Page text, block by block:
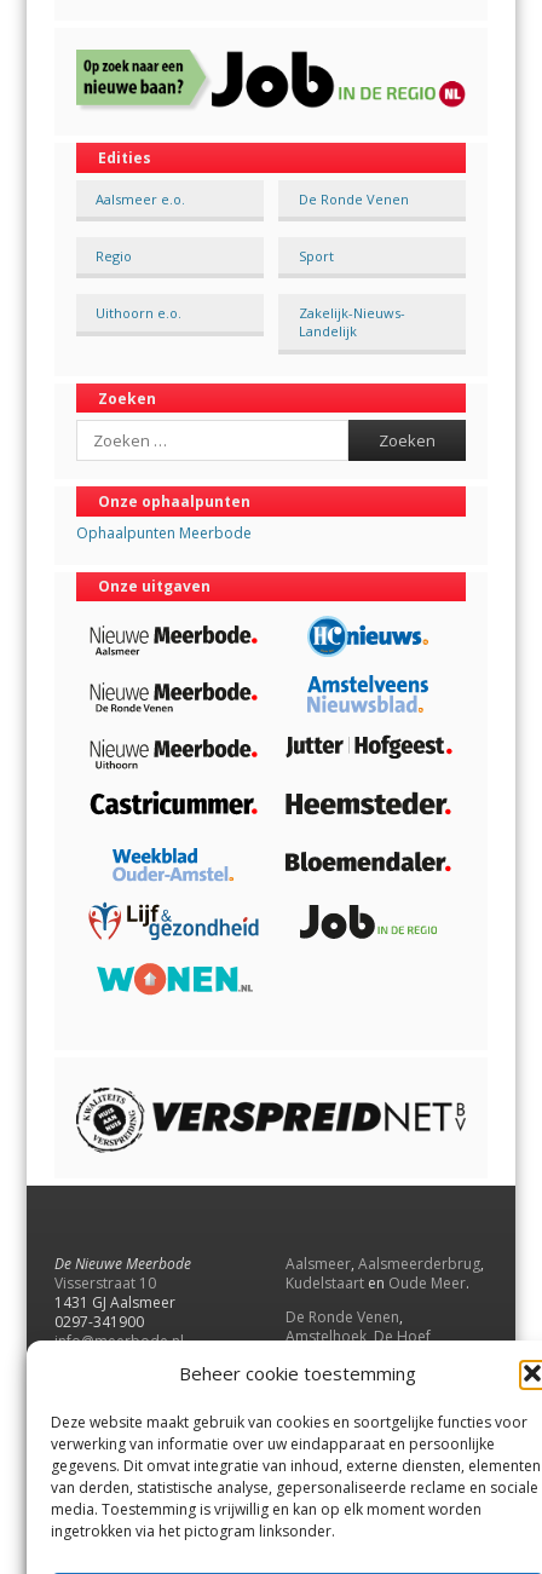
Beheer cookie toestemming
Deze website maakt gebruik van cookies en soortgelijke functies voor
verwerking van informatie over uw eindapparaat en persoonlijke
gegevens. Dit omvat integratie van inhoud, externe diensten, elementen
van derden, statistische analyse, gepersonaliseerde reclame en sociale
media. Toestemming is vrijwillig en kan op elk moment worden
ingetrokken via het pictogram linksonder.
Edities
Aalsmeer e.o. De Ronde Venen
Regio Sport
Uithoorn e.o.
Zakelijk-Nieuws-
Landelijk
Zoeken
Search
Onze ophaalpunten
Ophaalpunten Meerbode
Onze uitgaven
De Nieuwe Meerbode
Visserstraat 10
1431 GJ Aalsmeer
0297-341900
info@meerbode.nl
Aalsmeer, Aalsmeerderbrug,
Kudelstaart en Oude Meer.
De Ronde Venen,
Amstelhoek,De Hoef,
Vrouwenakker,Waverveen
UithoornenDe Kwakel.
Contact
Andere uitgaven
Bezorgklacht